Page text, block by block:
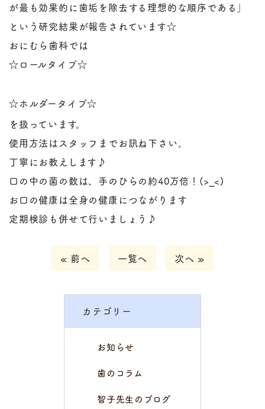
が最も効果的に歯垢を除去する理想的な順序である」
という研究結果が報告されています☆
おにむら歯科では
☆ロールタイプ☆
☆ホルダータイプ☆
を扱っています。
使用方法はスタッフまでお訊ね下さい。
丁寧にお教えします♪
口の中の菌の数は、手のひらの約40万倍！ (>_<)
お口の健康は全身の健康につながります
定期検診も併せて行いましょう♪
« 前へ 一覧へ 次へ »
カテゴリー
お知らせ
歯のコラム
智子先生のブログ